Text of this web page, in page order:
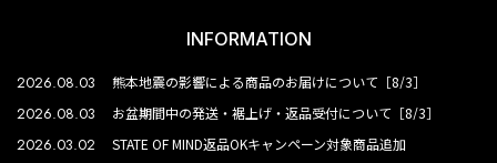
INFORMATION
2026.08.03 熊本地震の影響による商品のお届けについて［8/3］
2026.08.03 お盆期間中の発送・裾上げ・返品受付について［8/3］
2026.03.02 STATE OF MIND返品OKキャンペーン対象商品追加